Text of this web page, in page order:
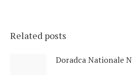
Related posts
Doradca Nationale